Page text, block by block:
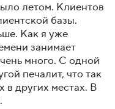
летом. Клиентов
базы.
Как я уже
занимает
много. С одной
печалит, что так
в других местах. В